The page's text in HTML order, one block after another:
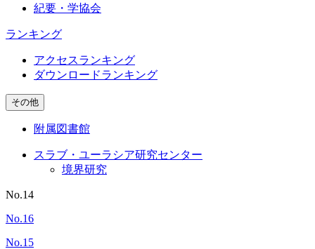
紀要・学協会
ランキング
アクセスランキング
ダウンロードランキング
その他
附属図書館
スラブ・ユーラシア研究センター
境界研究
No.14
No.16
No.15